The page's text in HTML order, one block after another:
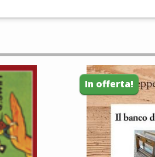
In offerta!